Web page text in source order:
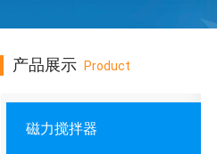
产品展示 Product
磁力搅拌器